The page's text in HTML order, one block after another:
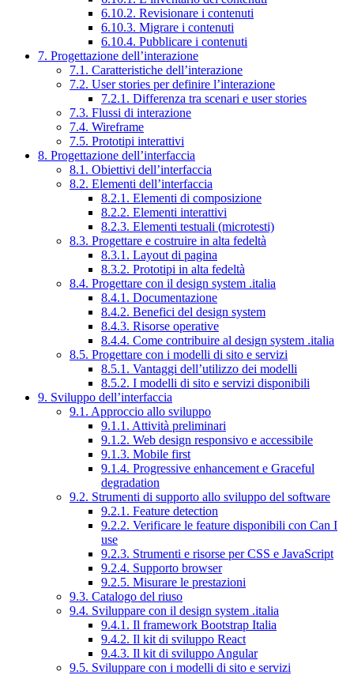
6.10.2. Revisionare i contenuti
6.10.3. Migrare i contenuti
6.10.4. Pubblicare i contenuti
7. Progettazione dell’interazione
7.1. Caratteristiche dell’interazione
7.2. User stories per definire l’interazione
7.2.1. Differenza tra scenari e user stories
7.3. Flussi di interazione
7.4. Wireframe
7.5. Prototipi interattivi
8. Progettazione dell’interfaccia
8.1. Obiettivi dell’interfaccia
8.2. Elementi dell’interfaccia
8.2.1. Elementi di composizione
8.2.2. Elementi interattivi
8.2.3. Elementi testuali (microtesti)
8.3. Progettare e costruire in alta fedeltà
8.3.1. Layout di pagina
8.3.2. Prototipi in alta fedeltà
8.4. Progettare con il design system .italia
8.4.1. Documentazione
8.4.2. Benefici del design system
8.4.3. Risorse operative
8.4.4. Come contribuire al design system .italia
8.5. Progettare con i modelli di sito e servizi
8.5.1. Vantaggi dell’utilizzo dei modelli
8.5.2. I modelli di sito e servizi disponibili
9. Sviluppo dell’interfaccia
9.1. Approccio allo sviluppo
9.1.1. Attività preliminari
9.1.2. Web design responsivo e accessibile
9.1.3. Mobile first
9.1.4. Progressive enhancement e Graceful
degradation
9.2. Strumenti di supporto allo sviluppo del software
9.2.1. Feature detection
9.2.2. Verificare le feature disponibili con Can I
use
9.2.3. Strumenti e risorse per CSS e JavaScript
9.2.4. Supporto browser
9.2.5. Misurare le prestazioni
9.3. Catalogo del riuso
9.4. Sviluppare con il design system .italia
9.4.1. Il framework Bootstrap Italia
9.4.2. Il kit di sviluppo React
9.4.3. Il kit di sviluppo Angular
9.5. Sviluppare con i modelli di sito e servizi